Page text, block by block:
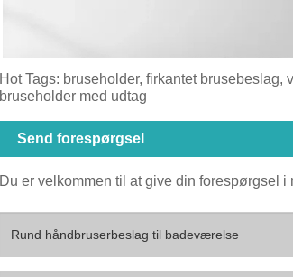
Hot Tags: bruseholder, firkantet
bruseholder med udtag
Send forespørgsel
Du er velkommen til at give din forespørgsel